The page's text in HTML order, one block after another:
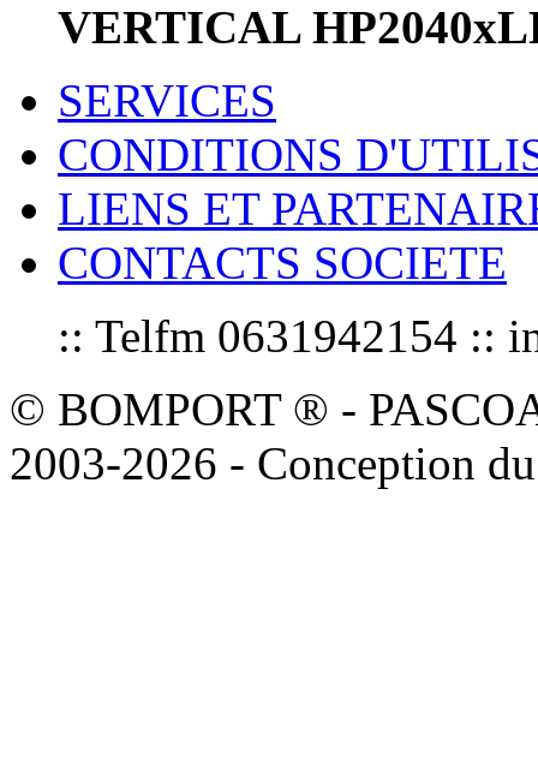
VERTICAL
SERVICES
CONDITIONS
LIENS ET
CONTACTS SOCIETE
:: Telfm 0631942154 ::
© BOMPORT ® -
2003-2026 - Conception